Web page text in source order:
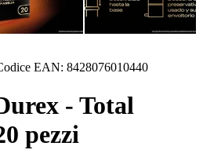
EAN: 8428076010440
- Total
pezzi